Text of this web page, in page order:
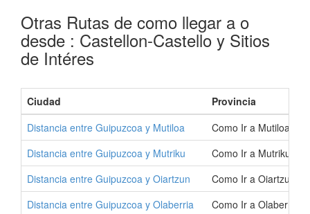
Otras Rutas de como llegar a o
desde : Castellon-Castello y Sitios
de Intéres
Ciudad
Provincia
Distancia entre Guipuzcoa y Mutiloa
Como Ir a Mutiloa |
Distancia entre Guipuzcoa y Mutriku
Como Ir a Mutriku |
Distancia entre Guipuzcoa y Oiartzun
Como Ir a Oiartzun |
Distancia entre Guipuzcoa y Olaberria
Como Ir a Olaberria |